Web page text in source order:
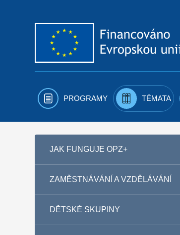
PROGRAMY TÉMATA
JAK FUNGUJE OPZ+
ZAMĚSTNÁVÁNÍ A VZDĚLÁVÁNÍ
DĚTSKÉ SKUPINY